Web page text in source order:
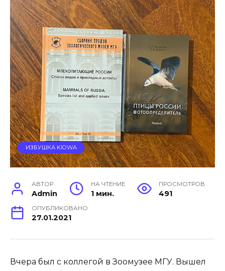
ИЗБУШКА KIOWA
АВТОР
Admin
НА ЧТЕНИЕ
1 мин.
ПРОСМОТРОВ
491
ОПУБЛИКОВАНО
27.01.2021
Вчера был с коллегой в Зоомузее МГУ. Вышел